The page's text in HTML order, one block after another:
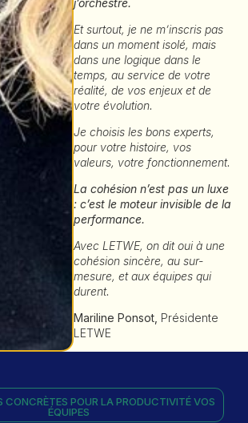
Et surtout, je ne m’inscris pas
dans un moment isolé, mais
dans une logique dans le
temps, au service de votre
réalité, de vos enjeux et de
votre évolution.
Je choisis les bons experts,
pour votre histoire, vos
valeurs, votre fonctionnement.
La cohésion n’est pas un luxe
: c’est le moteur invisible de la
performance.
Avec LETWE, on dit oui à une
cohésion sincère, au sur-
mesure, et aux équipes qui
durent.
Mariline Ponsot, Présidente
LETWE
CONCRÈTES POUR LA PRODUCTIVITÉ VOS
ÉQUIPES